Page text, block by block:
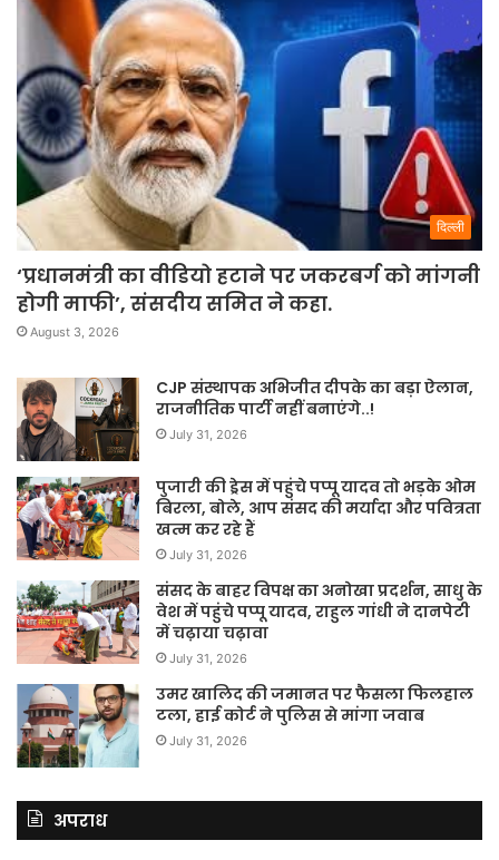
दिल्ली
‘प्रधानमंत्री का वीडियो हटाने पर जकरबर्ग को मांगनी
होगी माफी’, संसदीय समित ने कहा.
August 3, 2026
CJP संस्थापक अभिजीत दीपके का बड़ा ऐलान,
राजनीतिक पार्टी नहीं बनाएंगे..!
July 31, 2026
पुजारी की ड्रेस में पहुंचे पप्पू यादव तो भड़के ओम
बिरला, बोले, आप संसद की मर्यादा और पवित्रता
खत्म कर रहे हैं
July 31, 2026
संसद के बाहर विपक्ष का अनोखा प्रदर्शन, साधु के
वेश में पहुंचे पप्पू यादव, राहुल गांधी ने दानपेटी
में चढ़ाया चढ़ावा
July 31, 2026
उमर खालिद की जमानत पर फैसला फिलहाल
टला, हाई कोर्ट ने पुलिस से मांगा जवाब
July 31, 2026
अपराध